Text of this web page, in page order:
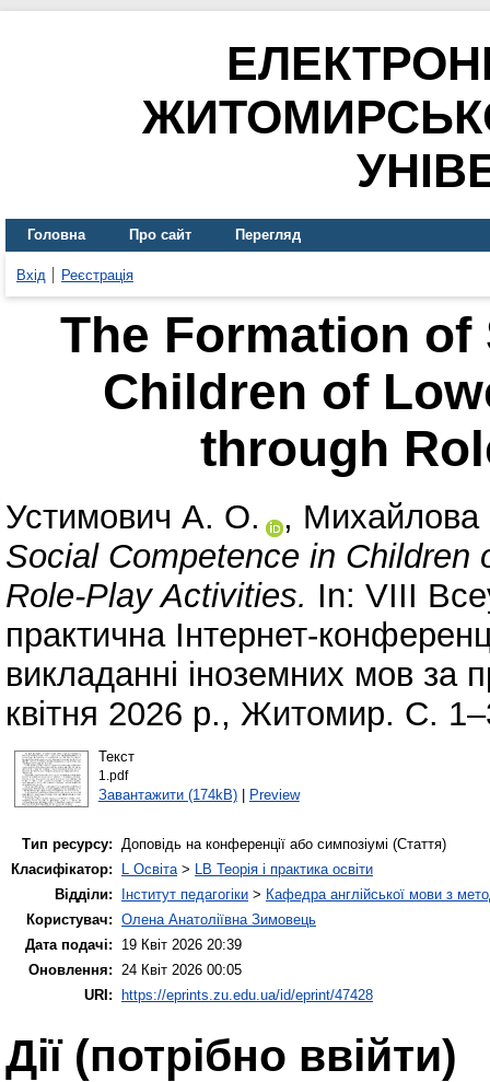
Головна Про сайт Перегляд
Вхід Реєстрація
The Formation
Children of
through
Устимович А. О. ,
Social Competence in Children
Role-Play Activities. In: VІІІ
практична Інтернет-
викладанні іноземних мов
квітня 2026 р., Житомир. С.
Текст
1.pdf
Завантажити (174kB)| Preview
Тип ресурсу: Доповідь на конференції або симпозіумі (Стаття)
Класифікатор:
L Освіта> LB Теорія і практика освіти
Відділи:
Інститут педагогіки > Кафедра англійської мови з
Користувач: Олена Анатоліївна Зимовець
Дата подачі:
19 Квіт 2026 20:39
Оновлення: 24 Квіт 2026 00:05
URI:
https://eprints.zu.edu.ua/id/eprint/47428
Дії ​​(потрібно ввійти)